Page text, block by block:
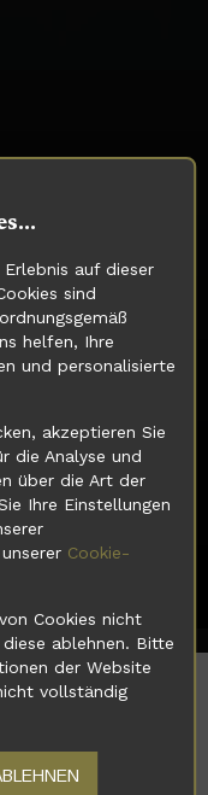
auf dieser
sind
helfen, Ihre
und personalisierte
akzeptieren Sie
die Analyse und
über die Art der
Ihre Einstellungen
Cookie-
Cookies nicht
ablehnen. Bitte
der Website
vollständig
//